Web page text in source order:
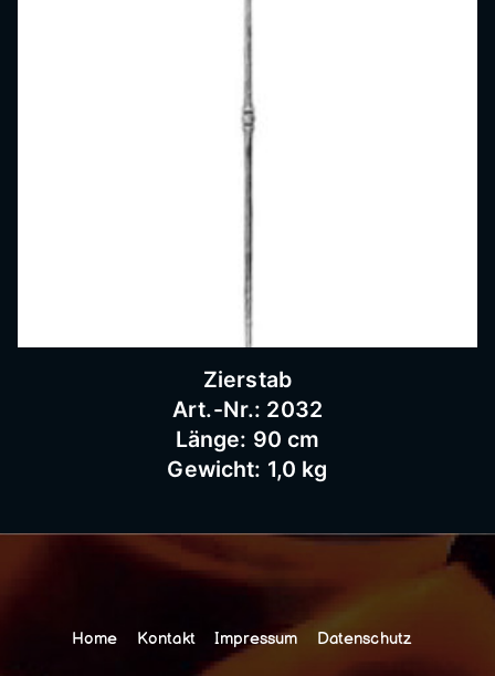
Zierstab
Art.-Nr.: 2032
Länge: 90 cm
Gewicht: 1,0 kg
Home Kontakt Impressum Datenschutz